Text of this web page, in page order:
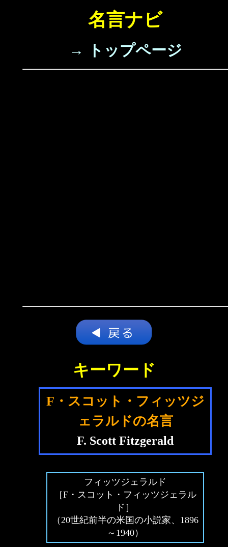
名言ナビ
→ トップページ
キーワード
F・スコット・フィッツジ
ェラルドの名言
F. Scott Fitzgerald
フィッツジェラルド
［F・スコット・フィッツジェラル
ド］
（20世紀前半の米国の小説家、1896
～1940）